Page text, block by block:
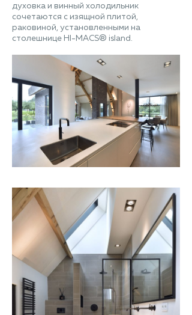
духовка и винный холодильник
сочетаются с изящной плитой,
раковиной, установленными на
столешнице HI-MACS® island.